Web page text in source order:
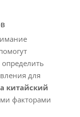
для
китайский
факторами